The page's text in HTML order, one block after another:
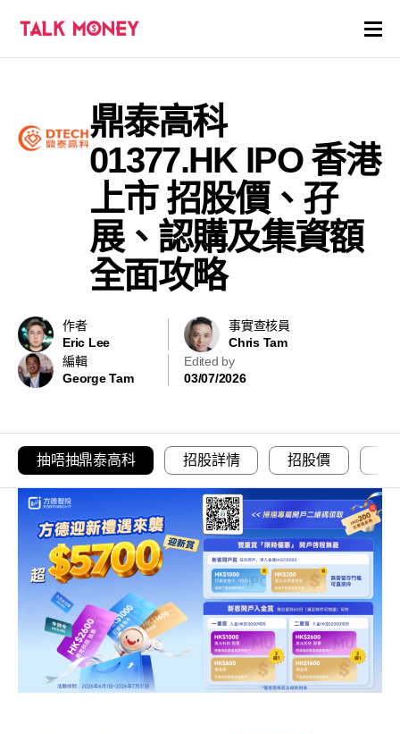
證券商評價
各種投資產品戶口
虛擬貨幣
關於
鼎泰高科
01377.HK IPO 香港
上市 招股價、孖
展、認購及集資額
全面攻略
作者
Eric Lee
事實查核員
Chris Tam
編輯
George Tam
Edited by
03/07/2026
抽唔抽鼎泰高科 招股詳情 招股價